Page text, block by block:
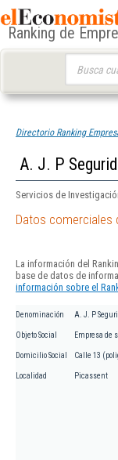
Ranking de
Directorio Ranking
A. J. P
Servicios de
Datos comerciales
La información del
base de datos de
información sobre el
Denominación A. J. P
Objeto Social Empresa de
Domicilio Social Calle 13
Localidad Picassent